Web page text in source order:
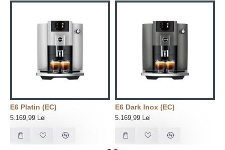
E6 Platin (EC)
5.169,99 Lei
E6 Dark Inox (EC)
5.169,99 Lei